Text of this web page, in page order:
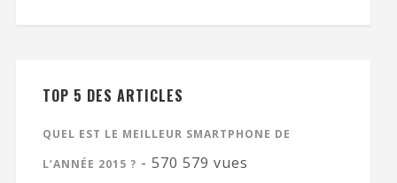
TOP 5 DES ARTICLES
QUEL EST LE MEILLEUR SMARTPHONE DE
L’ANNÉE 2015 ? - 570 579 vues